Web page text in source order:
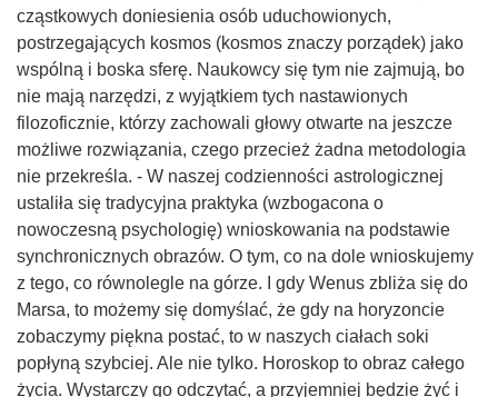
cząstkowych doniesienia osób uduchowionych,
postrzegających kosmos (kosmos znaczy porządek) jako
wspólną i boska sferę. Naukowcy się tym nie zajmują, bo
nie mają narzędzi, z wyjątkiem tych nastawionych
filozoficznie, którzy zachowali głowy otwarte na jeszcze
możliwe rozwiązania, czego przecież żadna metodologia
nie przekreśla. - W naszej codzienności astrologicznej
ustaliła się tradycyjna praktyka (wzbogacona o
nowoczesną psychologię) wnioskowania na podstawie
synchronicznych obrazów. O tym, co na dole wnioskujemy
z tego, co równolegle na górze. I gdy Wenus zbliża się do
Marsa, to możemy się domyślać, że gdy na horyzoncie
zobaczymy piękna postać, to w naszych ciałach soki
popłyną szybciej. Ale nie tylko. Horoskop to obraz całego
życia. Wystarczy go odczytać, a przyjemniej będzie żyć i